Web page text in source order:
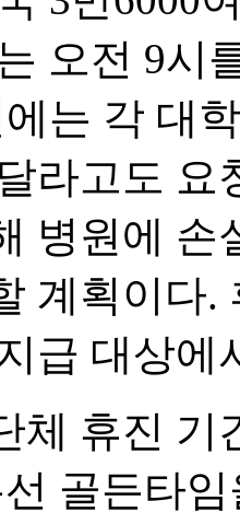
오전 9시
는 각 대
라고도 요
병원에 손
계획이다.
급 대상에
체 휴진 기
골든타